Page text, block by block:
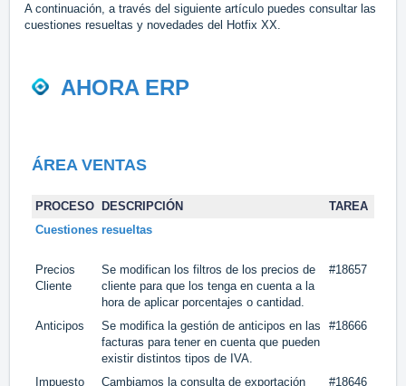
A continuación, a través del siguiente artículo puedes consultar las
cuestiones resueltas y novedades del Hotfix XX.
AHORA ERP
ÁREA VENTAS
PROCESO DESCRIPCIÓN
TAREA
Cuestiones resueltas
Precios
Cliente
Se modifican los filtros de los precios de
cliente para que los tenga en cuenta a la
hora de aplicar porcentajes o cantidad.
#18657
Anticipos
Se modifica la gestión de anticipos en las
facturas para tener en cuenta que pueden
existir distintos tipos de IVA.
#18666
Impuesto
Cambiamos la consulta de exportación
#18646